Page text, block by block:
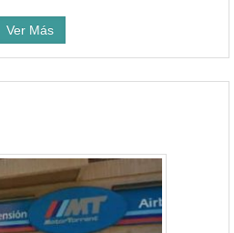
Ver Más